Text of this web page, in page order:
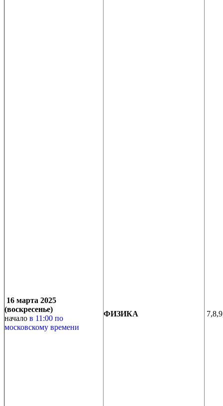
16 марта 2025
(воскресенье)
начало в 11:00 по
московскому времени
ФИЗИКА